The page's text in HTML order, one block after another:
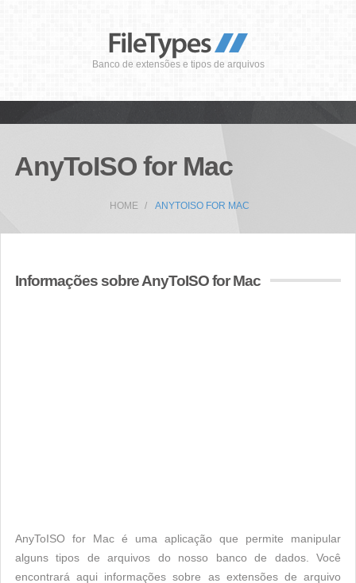
Banco de extensões e tipos de arquivos
AnyToISO for Mac
HOME ANYTOISO FOR MAC
Informações sobre AnyToISO for Mac
AnyToISO for Mac é uma aplicação que permite manipular
alguns tipos de arquivos do nosso banco de dados. Você
encontrará aqui informações sobre as extensões de arquivo